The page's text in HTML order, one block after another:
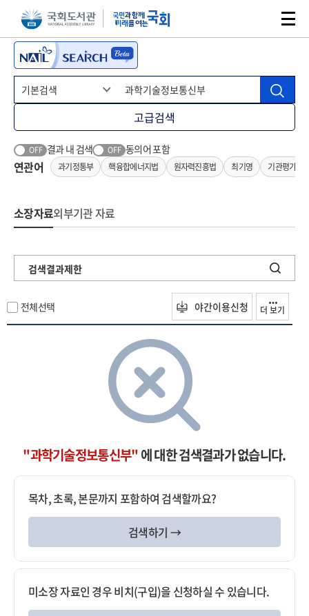
본문 바로가기주메뉴 바로가기
고급검색
OFF 결과 내 검색 OFF 동의어 포함
연관어 과기정통부 핵융합에너지법 원자력진흥법 최기영 기관평가
소장자료외부기관 자료
검색결과제한
전체선택 야간이용신청 더 보기
"과학기술정보통신부"에 대한 검색결과가 없습니다.
목차, 초록, 본문까지 포함하여 검색할까요?
검색하기 →
미소장 자료인 경우 비치(구입)을 신청하실 수 있습니다.